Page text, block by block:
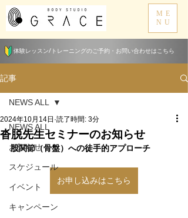
ME
NU
体験レッスン/トレーニングのご予約・お問い合わせはこちら
記事
NEWS ALL
お知らせ
スケジュール
イベント
キャンペーン
NEWS ALL
沓脱先生セミナーのお知らせ
2024年10月14日 読了時間: 3分
股関節（骨盤）への徒手的アプローチ
お申し込みはこちら